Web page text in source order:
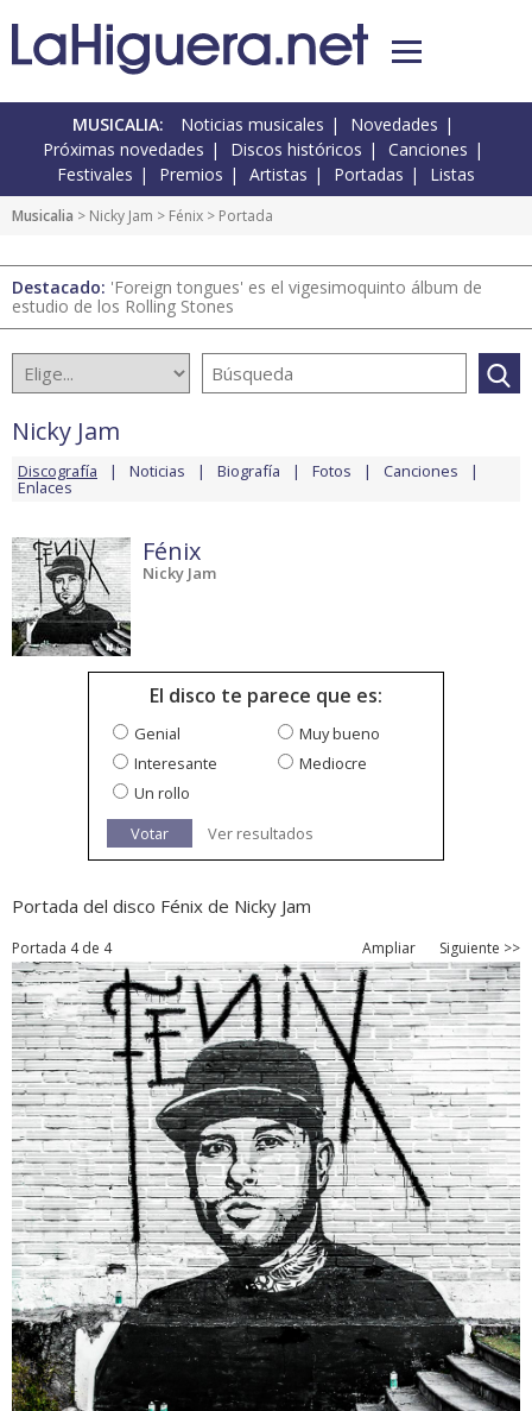
MUSICALIA: Noticias musicales
Novedades
Próximas novedades
Discos históricos
Canciones
Festivales
Premios Artistas Portadas Listas
Musicalia > Nicky Jam > Fénix > Portada
Destacado: 'Foreign tongues' es el vigesimoquinto álbum de
estudio de los Rolling Stones
Nicky Jam
Discografía Noticias Biografía Fotos Canciones
Enlaces
Fénix
Nicky Jam
El disco te parece que es:
Genial
Muy bueno
Interesante
Mediocre
Un rollo
Votar
Ver resultados
Portada del disco Fénix de Nicky Jam
Portada 4 de 4 Ampliar Siguiente >>